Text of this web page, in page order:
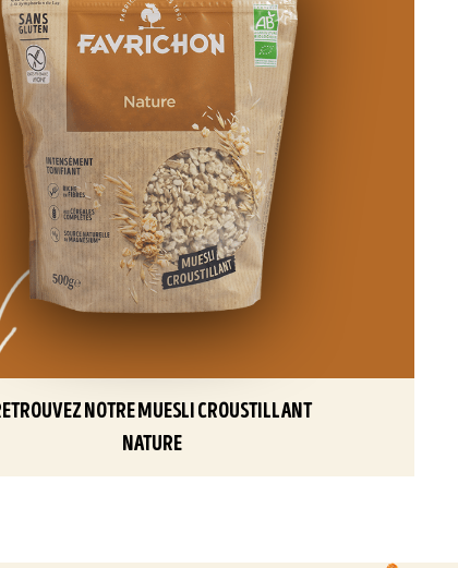
notre muesli croustillant
nature